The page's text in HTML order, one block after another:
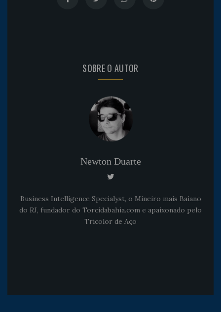
SOBRE O AUTOR
Newton Duarte
Business Intelligence Specialyst, o Mineiro mais Baiano
do RJ, fundador do Torcidabahia.com e apaixonado pelo
Tricolor de Aço